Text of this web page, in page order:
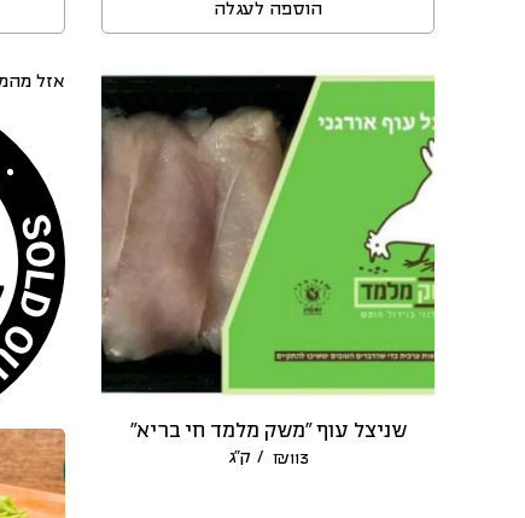
הוספה לעגלה
שניצל עוף “משק מלמד חי בריא”
₪113 / ק״ג
אזל